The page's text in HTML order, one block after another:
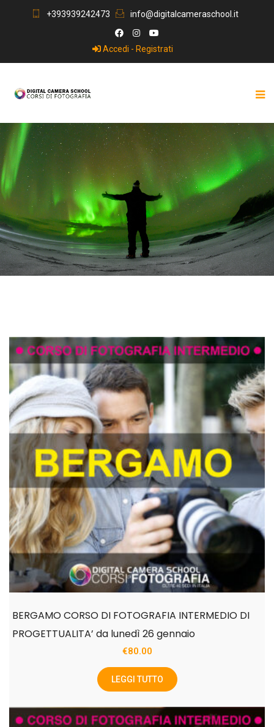
+393939242473 info@digitalcameraschool.it
Accedi - Registrati
BERGAMO CORSO DI FOTOGRAFIA INTERMEDIO DI
PROGETTUALITA’ da lunedì 26 gennaio
€80.00
LEGGI TUTTO